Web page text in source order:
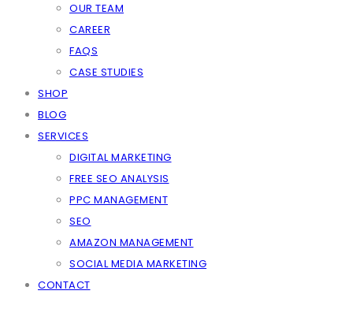
OUR TEAM
CAREER
FAQS
CASE STUDIES
SHOP
BLOG
SERVICES
DIGITAL MARKETING
FREE SEO ANALYSIS
PPC MANAGEMENT
SEO
AMAZON MANAGEMENT
SOCIAL MEDIA MARKETING
CONTACT